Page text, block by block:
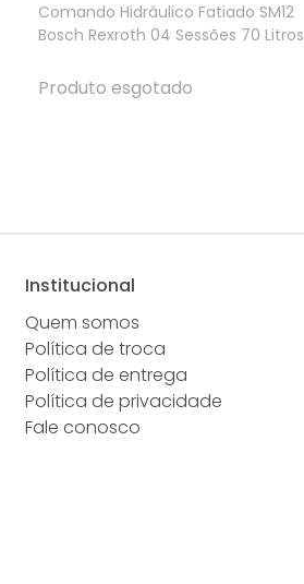
Comando Hidráulico Fatiado SM12
Bosch Rexroth 04 Sessões 70 Litros
Produto esgotado
Institucional
Quem somos
Política de troca
Política de entrega
Política de privacidade
Fale conosco